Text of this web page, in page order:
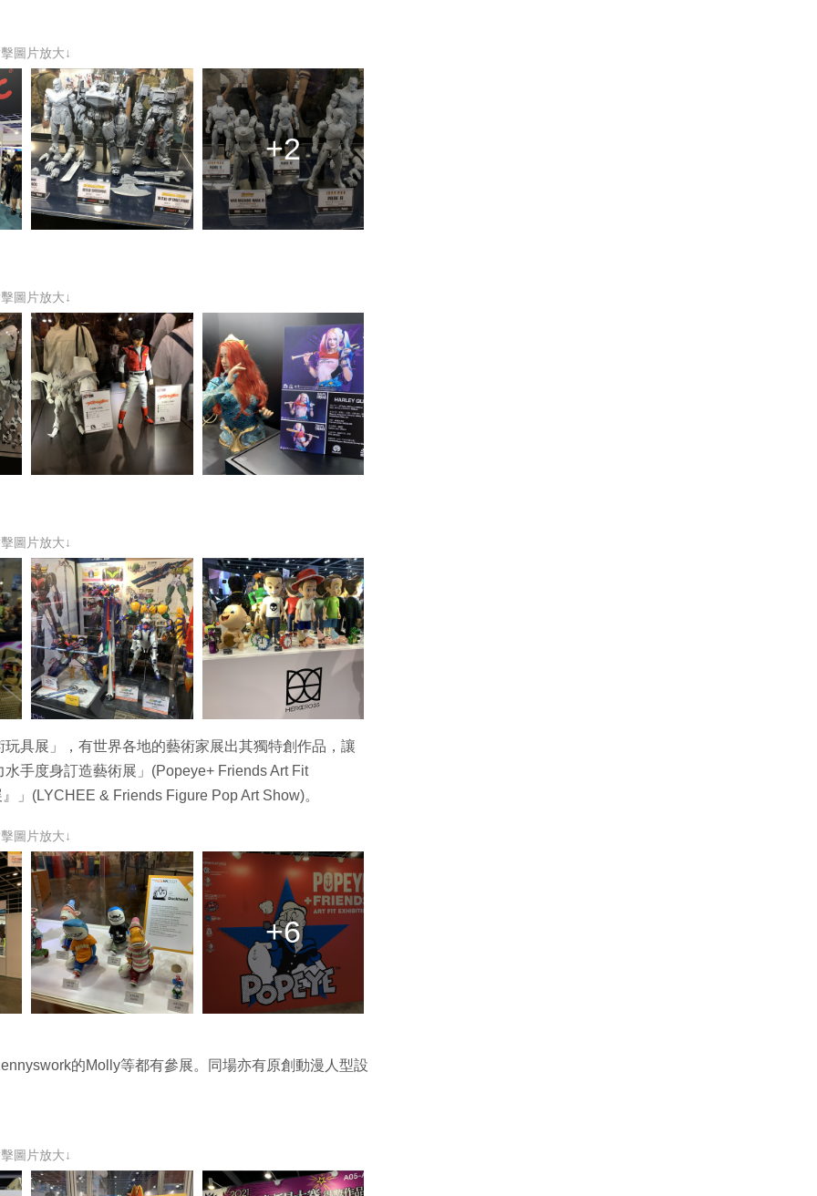
圖片放大↓
+2
圖片放大↓
圖片放大↓
具展」，有世界各地的藝術家展出其獨特創作品，讓
手度身訂造藝術展」(Popeye+ Friends Art Fit
」(LYCHEE & Friends Figure Pop Art Show)。
圖片放大↓
+6
的Molly等都有參展。同場亦有原創動漫人型設
圖片放大↓